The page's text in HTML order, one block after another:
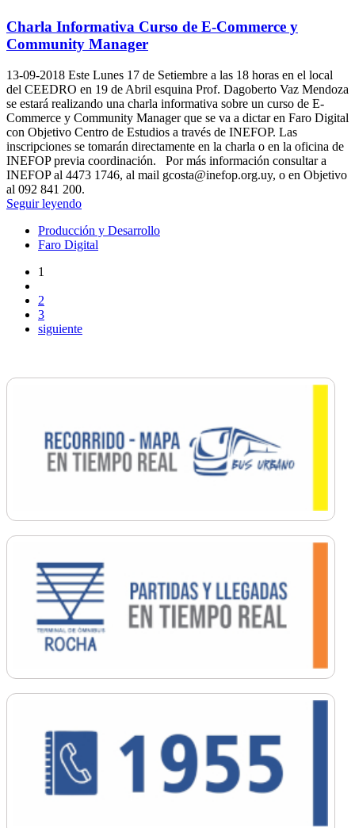
Charla Informativa Curso de E-Commerce y
Community Manager
13-09-2018 Este Lunes 17 de Setiembre a las 18 horas en el local
del CEEDRO en 19 de Abril esquina Prof. Dagoberto Vaz Mendoza
se estará realizando una charla informativa sobre un curso de E-
Commerce y Community Manager que se va a dictar en Faro Digital
con Objetivo Centro de Estudios a través de INEFOP. Las
inscripciones se tomarán directamente en la charla o en la oficina de
INEFOP previa coordinación. Por más información consultar a
INEFOP al 4473 1746, al mail gcosta@inefop.org.uy, o en Objetivo
al 092 841 200.
Seguir leyendo
Producción y Desarrollo
Faro Digital
1
2
3
siguiente